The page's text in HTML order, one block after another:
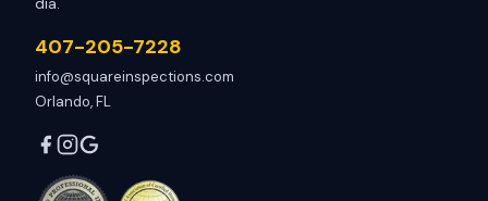
407-205-7228
info@squareinspections.com
Orlando, FL